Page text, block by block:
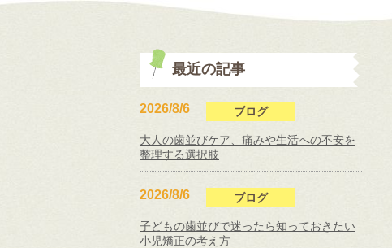
最近の記事
2026/8/6 ブログ
大人の歯並びケア、痛みや生活への不安を
整理する選択肢
2026/8/6 ブログ
子どもの歯並びで迷ったら知っておきたい
小児矯正の考え方